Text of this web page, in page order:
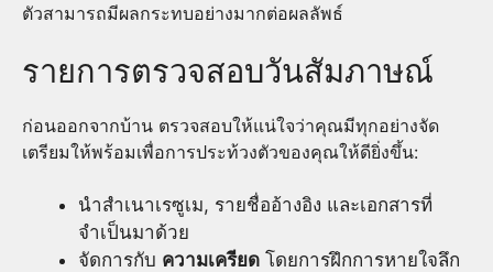
ตัวสามารถมีผลกระทบอย่างมากต่อผลลัพธ์
รายการตรวจสอบวันสัมภาษณ์
ก่อนออกจากบ้าน ตรวจสอบให้แน่ใจว่าคุณมีทุกอย่างจัด
เตรียมให้พร้อมเพื่อการประท้วงตัวของคุณให้ดียิ่งขึ้น:
นำสำเนาเรซูเม, รายชื่ออ้างอิง และเอกสารที่
จำเป็นมาด้วย
จัดการกับ ความเครียด โดยการฝึกการหายใจลึก